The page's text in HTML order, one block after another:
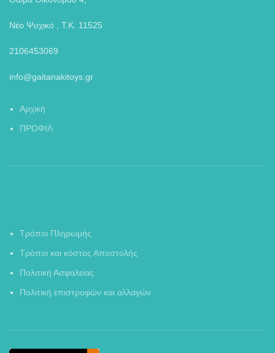
Νέο Ψυχικό , Τ.Κ. 11525
2106453069
info@gaitanakitoys.gr
Αρχική
ΠΡΟΦΙΛ
Τρόποι Πληρωμής
Τρόποι και κόστος Αποστολής
Πολιτική Ασφαλείας
Πολιτική επιστροφών και αλλαγών